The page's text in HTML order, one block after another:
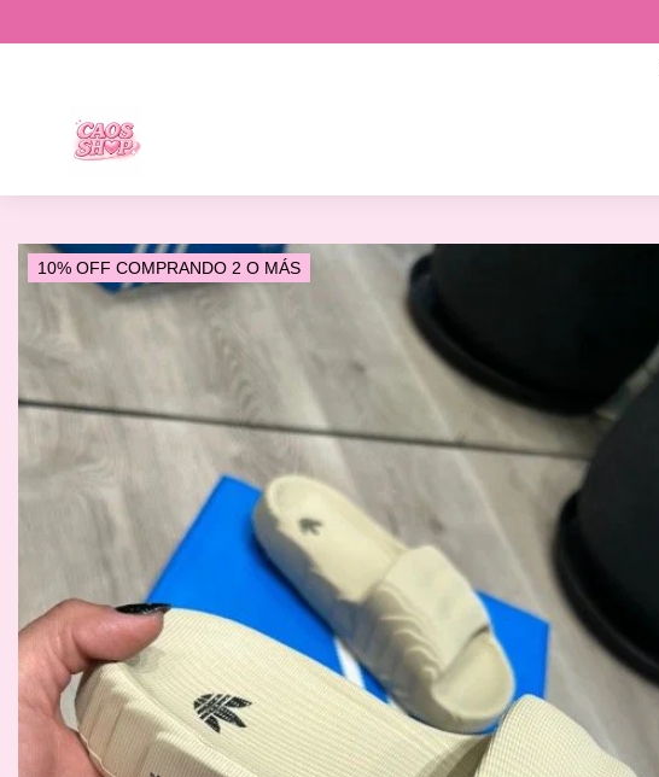
10% OFF COMPRANDO 2 O MÁS